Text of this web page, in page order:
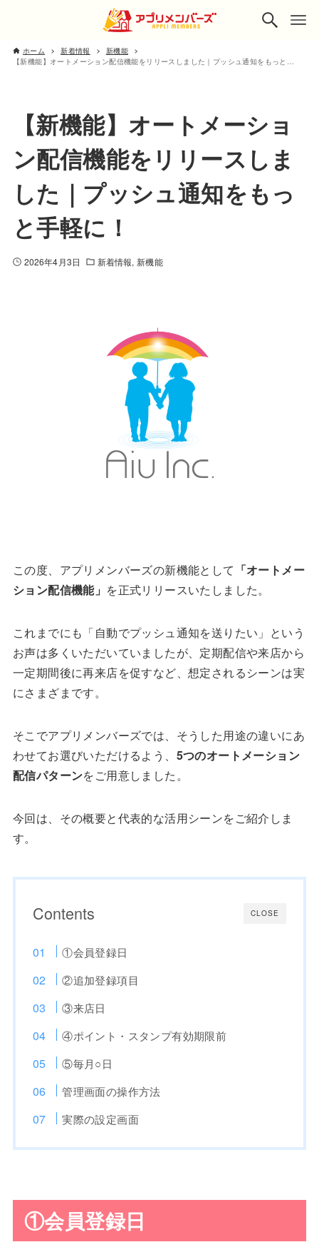
ホーム 新着情報
新機能
【新機能】オートメーション配信機能をリリースしました｜プッシュ通知をもっと手軽に！
【新機能】オートメーショ
ン配信機能をリリースしま
した｜プッシュ通知をもっ
と手軽に！
2026年4月3日 新着情報 新機能
この度、アプリメンバーズの新機能として 「オートメー
ション配信機能」 を正式リリースいたしました。
これまでにも「自動でプッシュ通知を送りたい」という
お声は多くいただいていましたが、定期配信や来店から
一定期間後に再来店を促すなど、想定されるシーンは実
にさまざまです。
そこでアプリメンバーズでは、そうした用途の違いにあ
わせてお選びいただけるよう、 5つのオートメーション
配信パターンをご用意しました。
今回は、その概要と代表的な活用シーンをご紹介しま
す。
CLOSE
Contents
①会員登録日
②追加登録項目
③来店日
④ポイント・スタンプ有効期限前
⑤毎月○日
管理画面の操作方法
実際の設定画面
①会員登録日